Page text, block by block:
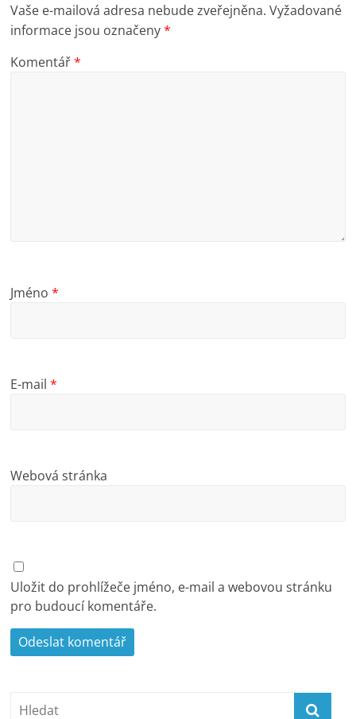
Vaše e-mailová adresa nebude zveřejněna. Vyžadované
informace jsou označeny*
Komentář*
Jméno*
E-mail*
Webová stránka
Uložit do prohlížeče jméno, e-mail a webovou stránku
pro budoucí komentáře.